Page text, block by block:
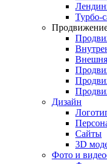
Турбо-
Дизайн
Сайты
3D
Фото и